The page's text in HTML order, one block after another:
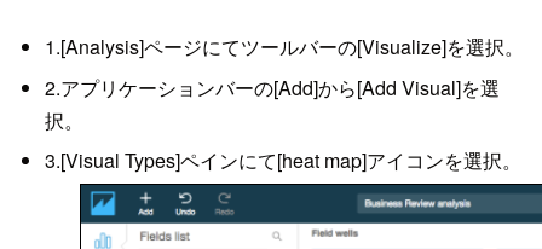
1.[Analysis]ページにてツールバーの[Visualize]を選択。
2.アプリケーションバーの[Add]から[Add Visual]を選
択。
3.[Visual Types]ペインにて[heat map]アイコンを選択。